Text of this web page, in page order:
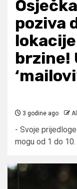
poziva
brzine!
3 godine ago
- Svoje
mogu od 1 do